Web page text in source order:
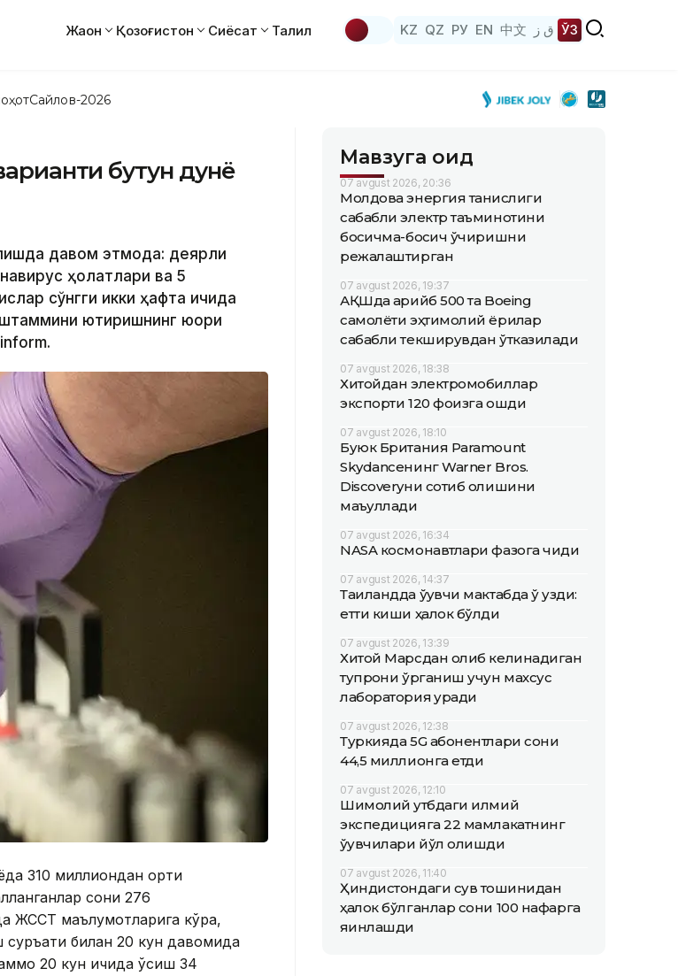
Жаҳон Қозоғистон Сиёсат Таҳлил KZ QZ РУ EN 中文 ق ز ЎЗ
Сайлов-2026
бутун дунё
давом этмоқда: деярли
ҳолатлари ва 5
сўнгги икки ҳафта ичида
юқтиришнинг юқори
310 миллиондан ортиқ
сони 276
ЖССТ маълумотларига кўра,
суръати билан 20 кун давомида
20 кун ичида ўсиш 34
Мавзуга оид
07 avgust 2026, 20:36
Молдова энергия танқислиги
сабабли электр таъминотини
босқичма-босқич ўчиришни
режалаштирган
07 avgust 2026, 19:37
АҚШда қарийб 500 та Boeing
самолёти эҳтимолий ёриқлар
сабабли текширувдан ўтказилади
07 avgust 2026, 18:38
Хитойдан электромобиллар
экспорти 120 фоизга ошди
07 avgust 2026, 18:10
Буюк Британия Paramount
Skydanceнинг Warner Bros.
Discoveryни сотиб олишини
маъқуллади
07 avgust 2026, 16:34
NASA космонавтлари фазога чиқди
07 avgust 2026, 14:37
Таиландда ўқувчи мактабда ўқ узди:
етти киши ҳалок бўлди
07 avgust 2026, 13:39
Хитой Марсдан олиб келинадиган
тупроқни ўрганиш учун махсус
лаборатория қуради
07 avgust 2026, 12:38
Туркияда 5G абонентлари сони
44,5 миллионга етди
07 avgust 2026, 12:10
Шимолий қутбдаги илмий
экспедицияга 22 мамлакатнинг
ўқувчилари йўл олишди
07 avgust 2026, 11:40
Ҳиндистондаги сув тошқинидан
ҳалок бўлганлар сони 100 нафарга
яқинлашди